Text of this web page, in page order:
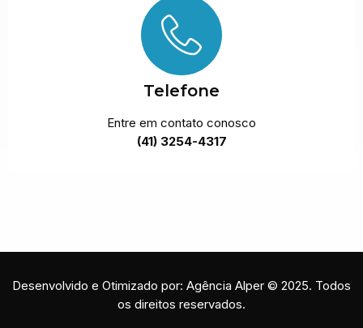
Telefone
Entre em contato conosco
(41) 3254-4317
Desenvolvido e Otimizado por: Agência Alper © 2025. Todos
os direitos reservados.